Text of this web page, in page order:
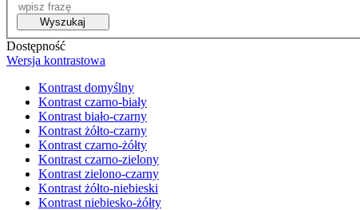
Wyszukaj
Dostępność
Wersja kontrastowa
Kontrast domyślny
Kontrast czarno-biały
Kontrast biało-czarny
Kontrast żółto-czarny
Kontrast czarno-żółty
Kontrast czarno-zielony
Kontrast zielono-czarny
Kontrast żółto-niebieski
Kontrast niebiesko-żółty